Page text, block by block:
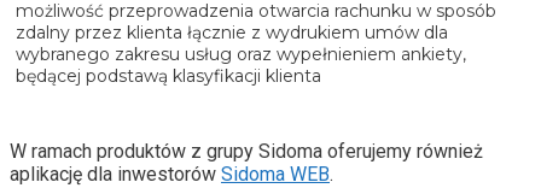
możliwość przeprowadzenia otwarcia rachunku w sposób
zdalny przez klienta łącznie z wydrukiem umów dla
wybranego zakresu usług oraz wypełnieniem ankiety,
będącej podstawą klasyfikacji klienta
W ramach produktów z grupy Sidoma oferujemy również
aplikację dla inwestorów Sidoma WEB.